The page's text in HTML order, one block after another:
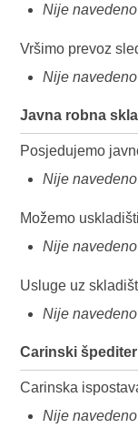
Nije navedeno
Vršimo prevoz
Nije navedeno
Javna robna
Posjedujemo
Nije navedeno
Možemo
Nije navedeno
Usluge uz
Nije navedeno
Carinski špediter
Carinska
Nije navedeno